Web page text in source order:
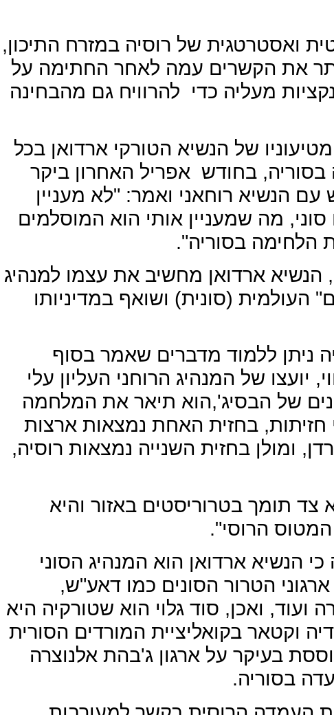
ואסטרטגית של רוסיה במזרח התיכון,
את הקשרים עמה לאחר החתימה על
מעליה כדי להרוויח גם מהבחינה
של הנשיא הטורקי ארדואן בכל
בסוריה, בחודש אפריל האחרון ביקר
עם הנשיא רוחאני ואמר: "לא מעניין
מה שמעניין אותי הוא המוסלמים
הלחימה בסוריה".
הנשיא ארדואן מחשיב את עצמו למנהיג
העולמית (סונית) ושואף במדיניותו
ניתן ללמוד מדברים שאמר בסוף
יועצו של המנהיג הרוחני העליון עלי
של הבסיג',הוא תיאר את המלחמה
חזיתות, בחזית האחת נמצאות ארצות
ומולן בחזית השנייה נמצאות רוסיה,
צד תומך בטרוריסטים באזור והיא
הרוסי".
הנשיא ארדואן הוא המנהיג הסוני
הטרור הסונים כמו דאע"ש,
ואכן, סוד גלוי הוא שטורקיה היא
וקטאר בקואליציית המורדים הסורית
בעיקר על ארגון ג'בהת אלנוצרה
בסוריה.